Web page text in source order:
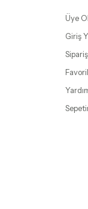
Üye Ol
Giriş